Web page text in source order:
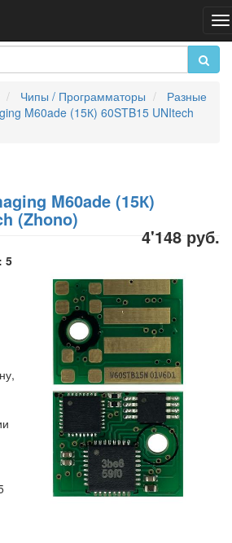
Чипы / Программаторы
Разные
M60ade (15К) 60STB15 UNItech
M60ade (15К)
(Zhono)
4'148 руб.
5